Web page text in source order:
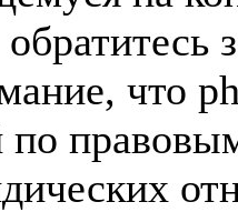
что
по